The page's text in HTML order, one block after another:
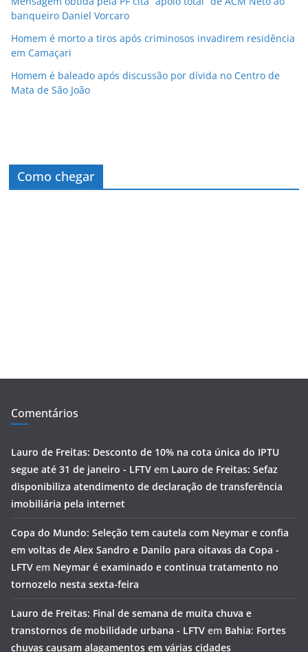
banqueiro Daniel Vorcaro
Homem é morto a tiros após criminosos invadirem residência
em Camaçari
Homem é baleado após discussão por dívida no Centro de
Mata de São João
Como chegar
Comentários
Lauro de Freitas: Desconto de 10% na cota única do IPTU
segue até 31 de janeiro - LFTV em Lauro de Freitas: Sefaz
disponibiliza atendimento de declaração de transferência
imobiliária pela internet
Copa do Mundo: Seleção tem cautela com Neymar e confia
em voltas de Alex Sandro e Danilo para oitavas da Copa -
LFTV em Neymar é examinado e continua tratamento no
tornozelo nesta sexta-feira
Lauro de Freitas: Final de semana de muita chuva e
transtornos de mobilidade urbana - LFTV em Bahia: Fortes
chuvas causam alagamentos em várias cidades